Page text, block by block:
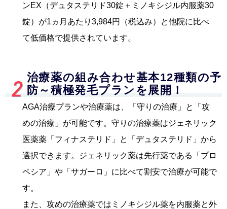
ンEX（デュタステリド30錠＋ミノキシジル内服薬30
錠）が1ヵ月あたり3,984円（税込み）
と他院に比べ
て低価格で提供されています。
治療薬の組み合わせ基本12種類の予
防～積極発毛プランを展開！
AGA治療プランや治療薬は、「守りの治療」と「攻
めの治療」が可能です。守りの治療薬はジェネリック
医薬薬「フィナステリド」と「デュタステリド」から
選択できます。ジェネリック薬は先行薬である「プロ
ペシア」や「サガーロ」に比べて割安で治療が可能で
す。
また、攻めの治療薬ではミノキシジル薬を内服薬と外